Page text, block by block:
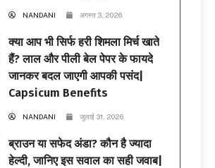
NANDANI अगस्त 3, 2026
क्या आप भी सिर्फ हरी शिमला मिर्च खाते
हैं? लाल और पीली बेल पेपर के फायदे
जानकर बदल जाएगी आपकी पसंद|
Capsicum Benefits
NANDANI जुलाई 31, 2026
ब्राउन या सफेद अंडा? कौन है ज्यादा
हेल्दी, जानिए इस सवाल का सही जवाब|